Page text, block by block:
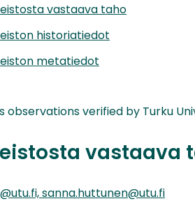
vastaava taho
historiatiedot
metatiedot
observations verified by Turku
vastaava
sanna.huttunen@utu.fi